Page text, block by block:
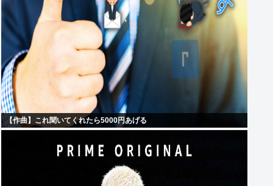
【作曲】これ聞いてくれたら5000円あげる